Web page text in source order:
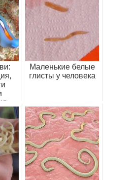
Маленькие белые
глисты у человека